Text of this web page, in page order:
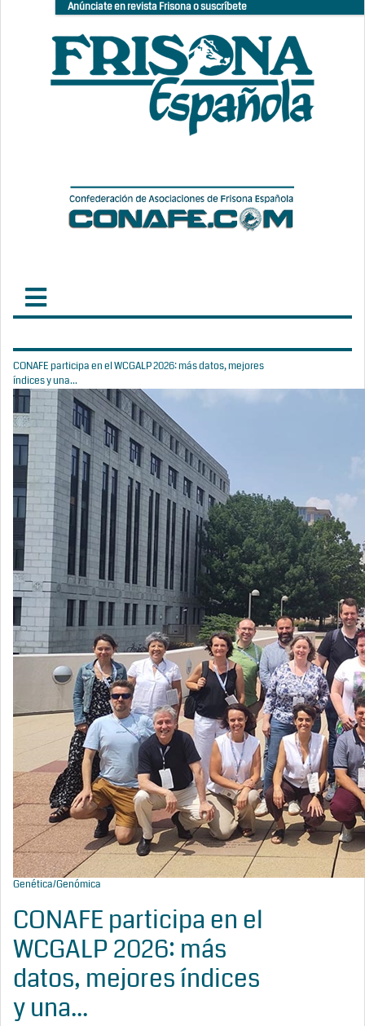
Anúnciate en revista Frisona o suscríbete
CONAFE participa en el WCGALP 2026: más datos, mejores
índices y una...
Genética/Genómica
CONAFE participa en el
WCGALP 2026: más
datos, mejores índices
y una...